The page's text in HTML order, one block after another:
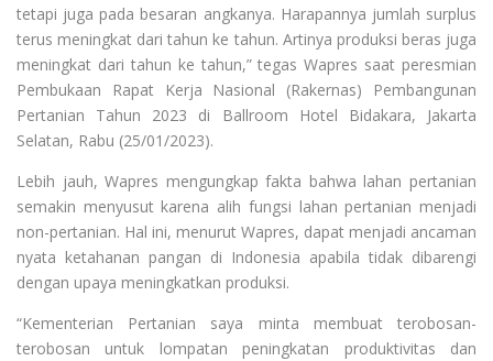
tetapi juga pada besaran angkanya. Harapannya jumlah surplus
terus meningkat dari tahun ke tahun. Artinya produksi beras juga
meningkat dari tahun ke tahun,” tegas Wapres saat peresmian
Pembukaan Rapat Kerja Nasional (Rakernas) Pembangunan
Pertanian Tahun 2023 di Ballroom Hotel Bidakara, Jakarta
Selatan, Rabu (25/01/2023).
Lebih jauh, Wapres mengungkap fakta bahwa lahan pertanian
semakin menyusut karena alih fungsi lahan pertanian menjadi
non-pertanian. Hal ini, menurut Wapres, dapat menjadi ancaman
nyata ketahanan pangan di Indonesia apabila tidak dibarengi
dengan upaya meningkatkan produksi.
“Kementerian Pertanian saya minta membuat terobosan-
terobosan untuk lompatan peningkatan produktivitas dan